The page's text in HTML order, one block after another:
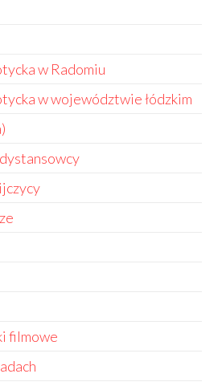
w Radomiu
w województwie łódzkim
filmowe